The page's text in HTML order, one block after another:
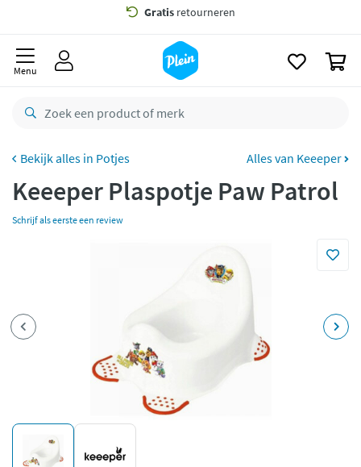
Gratisbezorging vanaf 35,- *
besteld,
retourneren
Betaal met Klarna
Menu
Potjes Alles van Keeeper
Keeeper Plaspotje Paw Patrol
Schrijf als eerste een review